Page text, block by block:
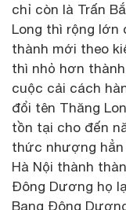
chỉ còn là Trấn
Long thì rộng lớn
thành mới theo
thì nhỏ hơn
cuộc cải cách
đổi tên Thăng
tồn tại cho đến
thức nhượng hẳn
Hà Nội thành
Đông Dương họ
Bang Đông